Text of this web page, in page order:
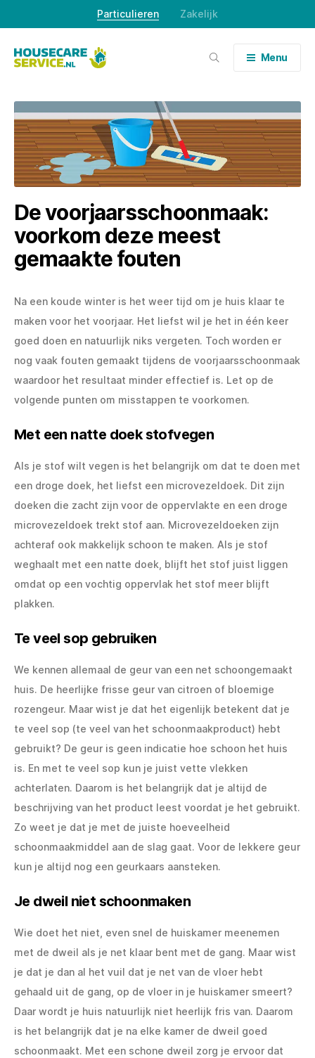
content
Particulieren Zakelijk
Menu
De voorjaarsschoonmaak:
voorkom deze meest
gemaakte fouten
Na een koude winter is het weer tijd om je huis klaar te
maken voor het voorjaar. Het liefst wil je het in één keer
goed doen en natuurlijk niks vergeten. Toch worden er
nog vaak fouten gemaakt tijdens de voorjaarsschoonmaak
waardoor het resultaat minder effectief is. Let op de
volgende punten om misstappen te voorkomen.
Met een natte doek stofvegen
Als je stof wilt vegen is het belangrijk om dat te doen met
een droge doek, het liefst een microvezeldoek. Dit zijn
doeken die zacht zijn voor de oppervlakte en een droge
microvezeldoek trekt stof aan. Microvezeldoeken zijn
achteraf ook makkelijk schoon te maken. Als je stof
weghaalt met een natte doek, blijft het stof juist liggen
omdat op een vochtig oppervlak het stof meer blijft
plakken.
Te veel sop gebruiken
We kennen allemaal de geur van een net schoongemaakt
huis. De heerlijke frisse geur van citroen of bloemige
rozengeur. Maar wist je dat het eigenlijk betekent dat je
te veel sop (te veel van het schoonmaakproduct) hebt
gebruikt? De geur is geen indicatie hoe schoon het huis
is. En met te veel sop kun je juist vette vlekken
achterlaten. Daarom is het belangrijk dat je altijd de
beschrijving van het product leest voordat je het gebruikt.
Zo weet je dat je met de juiste hoeveelheid
schoonmaakmiddel aan de slag gaat. Voor de lekkere geur
kun je altijd nog een geurkaars aansteken.
Je dweil niet schoonmaken
Wie doet het niet, even snel de huiskamer meenemen
met de dweil als je net klaar bent met de gang. Maar wist
je dat je dan al het vuil dat je net van de vloer hebt
gehaald uit de gang, op de vloer in je huiskamer smeert?
Daar wordt je huis natuurlijk niet heerlijk fris van. Daarom
is het belangrijk dat je na elke kamer de dweil goed
schoonmaakt. Met een schone dweil zorg je ervoor dat